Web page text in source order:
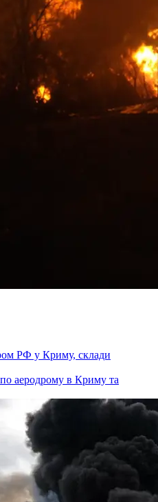
РФ у Криму, склади
аеродрому в Криму та